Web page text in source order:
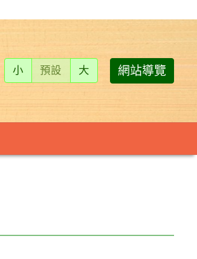
小 預設 大 網站導覽